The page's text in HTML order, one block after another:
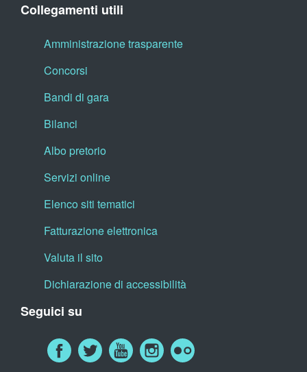
Collegamenti utili
Amministrazione trasparente
Concorsi
Bandi di gara
Bilanci
Albo pretorio
Servizi online
Elenco siti tematici
Fatturazione elettronica
Valuta il sito
Dichiarazione di accessibilità
Seguici su